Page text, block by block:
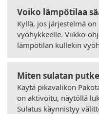
Voiko lämpötilaa
Kyllä, jos järjestelmä
vyöhykkeelle. Viikko-
lämpötilan kullekin
Miten sulatan
Käytä pikavalikon
on aktivoitu, näytöllä
Sulatus käynnistyy